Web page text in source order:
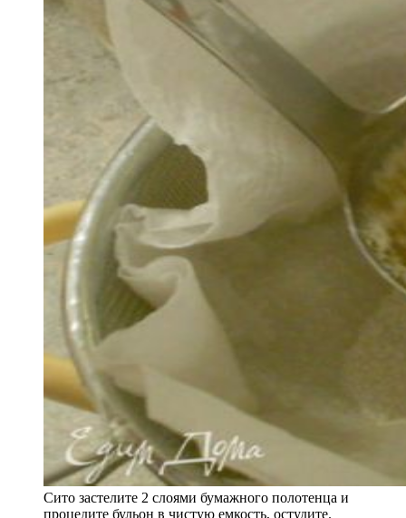
Сито застелите 2 слоями бумажного полотенца и
процедите бульон в чистую емкость, остудите.